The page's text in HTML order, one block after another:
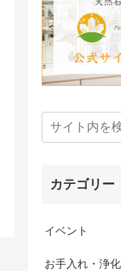
カテゴリー
イベント
お手入れ・浄